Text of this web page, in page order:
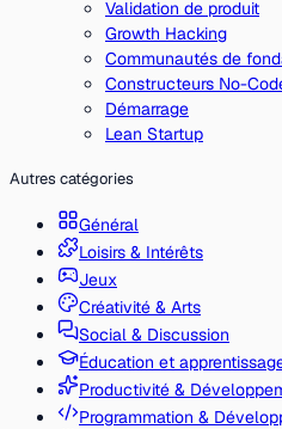
Validation de produit
Growth Hacking
Communautés de
Constructeurs No-
Démarrage
Lean Startup
Autres catégories
Général
Loisirs & Intérêts
Jeux
Créativité & Arts
Social & Discussion
Éducation et
Productivité &
Programmation &